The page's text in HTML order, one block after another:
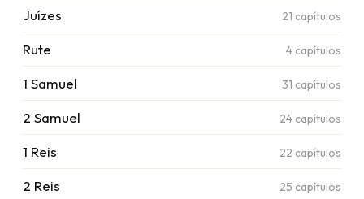
Juízes 21 capítulos
Rute 4 capítulos
1 Samuel 31 capítulos
2 Samuel 24 capítulos
1 Reis 22 capítulos
2 Reis 25 capítulos